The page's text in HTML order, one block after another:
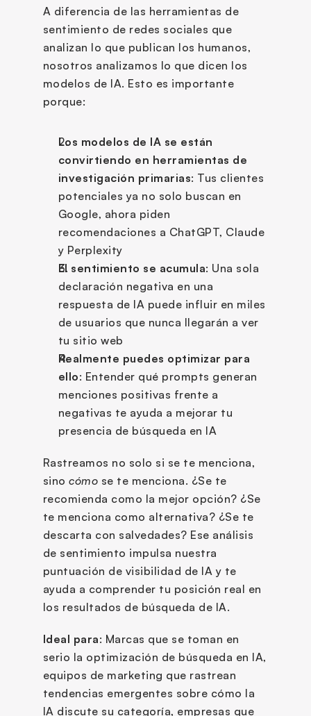
A diferencia de las herramientas de
sentimiento de redes sociales que
analizan lo que publican los humanos,
nosotros analizamos lo que dicen los
modelos de IA. Esto es importante
porque:
Los modelos de IA se están
convirtiendo en herramientas de
investigación primarias: Tus clientes
potenciales ya no solo buscan en
Google, ahora piden
recomendaciones a ChatGPT, Claude
y Perplexity
El sentimiento se acumula: Una sola
declaración negativa en una
respuesta de IA puede influir en miles
de usuarios que nunca llegarán a ver
tu sitio web
Realmente puedes optimizar para
ello: Entender qué prompts generan
menciones positivas frente a
negativas te ayuda a mejorar tu
presencia de búsqueda en IA
Rastreamos no solo si se te menciona,
sino cómo se te menciona. ¿Se te
recomienda como la mejor opción? ¿Se
te menciona como alternativa? ¿Se te
descarta con salvedades? Ese análisis
de sentimiento impulsa nuestra
puntuación de visibilidad de IA y te
ayuda a comprender tu posición real en
los resultados de búsqueda de IA.
Ideal para: Marcas que se toman en
serio la optimización de búsqueda en IA,
equipos de marketing que rastrean
tendencias emergentes sobre cómo la
IA discute su categoría, empresas que